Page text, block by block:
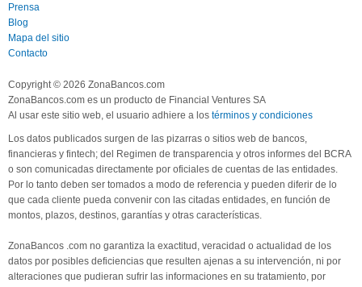
Prensa
Blog
Mapa del sitio
Contacto
Copyright © 2026 ZonaBancos.com
ZonaBancos.com es un producto de Financial Ventures SA
Al usar este sitio web, el usuario adhiere a los términos y condiciones
Los datos publicados surgen de las pizarras o sitios web de bancos,
financieras y fintech; del Regimen de transparencia y otros informes del BCRA
o son comunicadas directamente por oficiales de cuentas de las entidades.
Por lo tanto deben ser tomados a modo de referencia y pueden diferir de lo
que cada cliente pueda convenir con las citadas entidades, en función de
montos, plazos, destinos, garantías y otras características.
ZonaBancos .com no garantiza la exactitud, veracidad o actualidad de los
datos por posibles deficiencias que resulten ajenas a su intervención, ni por
alteraciones que pudieran sufrir las informaciones en su tratamiento, por